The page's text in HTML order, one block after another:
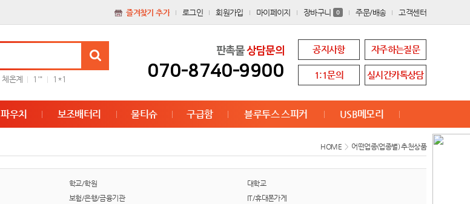
즐겨찾기 추가 로그인 회원가입 마이페이지 장바구니 0 주문/배송 고객센터
체온계 1'" 1*1
판촉물상담문의
070-8740-9900
공지사항 자주하는질문
1:1문의 실시간카톡상담
파우치 보조배터리 물티슈 구급함 블루투스 스피커 USB메모리
HOME > 어떤업종(업종별) 추천상품
학교/학원
대학교
보험/은행/금융기관
IT/휴대폰가게